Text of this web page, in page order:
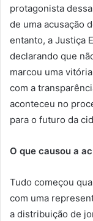
protagonista
de uma acusação
entanto, a Justiça
declarando que
marcou uma
com a
aconteceu no
para o futuro da
O que causou a
Tudo começou
com uma
a distribuição de